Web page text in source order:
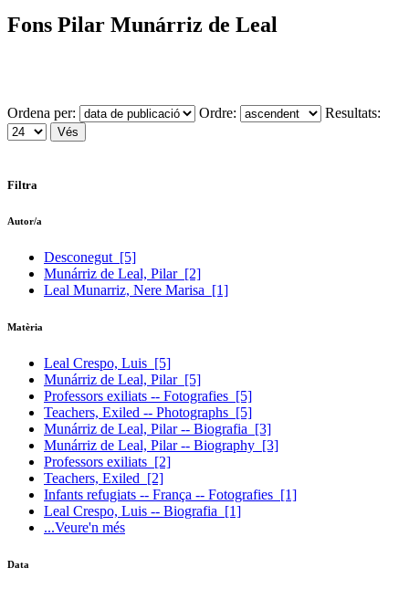
Fons Pilar Munárriz de Leal
Ordena per: Ordre: Resultats:
Filtra
Autor/a
Desconegut [5]
Munárriz de Leal, Pilar [2]
Leal Munarriz, Nere Marisa [1]
Matèria
Leal Crespo, Luis [5]
Munárriz de Leal, Pilar [5]
Professors exiliats -- Fotografies [5]
Teachers, Exiled -- Photographs [5]
Munárriz de Leal, Pilar -- Biografia [3]
Munárriz de Leal, Pilar -- Biography [3]
Professors exiliats [2]
Teachers, Exiled [2]
Infants refugiats -- França -- Fotografies [1]
Leal Crespo, Luis -- Biografia [1]
...Veure'n més
Data